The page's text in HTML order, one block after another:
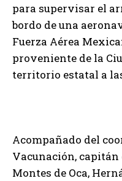
para supervisar el
bordo de una
Fuerza Aérea
proveniente de la
territorio estatal a
Acompañado del
Vacunación, capitán
Montes de Oca,